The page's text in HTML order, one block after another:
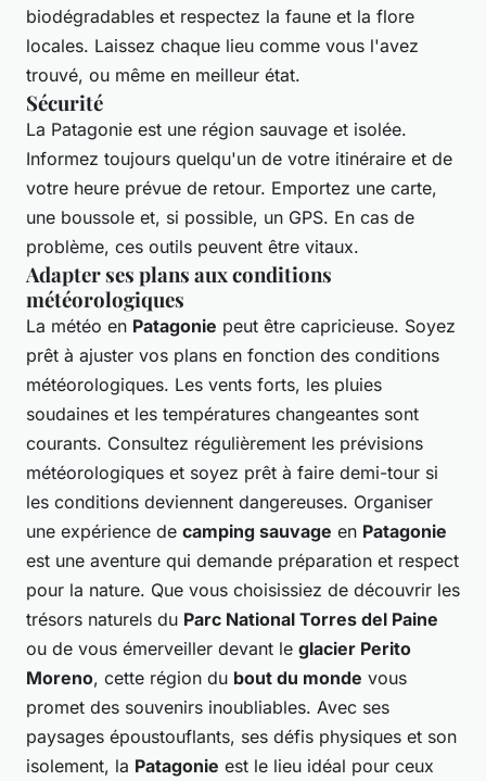
biodégradables et respectez la faune et la flore
locales. Laissez chaque lieu comme vous l'avez
trouvé, ou même en meilleur état.
Sécurité
La Patagonie est une région sauvage et isolée.
Informez toujours quelqu'un de votre itinéraire et de
votre heure prévue de retour. Emportez une carte,
une boussole et, si possible, un GPS. En cas de
problème, ces outils peuvent être vitaux.
Adapter ses plans aux conditions
météorologiques
La météo en Patagonie peut être capricieuse. Soyez
prêt à ajuster vos plans en fonction des conditions
météorologiques. Les vents forts, les pluies
soudaines et les températures changeantes sont
courants. Consultez régulièrement les prévisions
météorologiques et soyez prêt à faire demi-tour si
les conditions deviennent dangereuses. Organiser
une expérience de camping sauvage en Patagonie
est une aventure qui demande préparation et respect
pour la nature. Que vous choisissiez de découvrir les
trésors naturels du Parc National Torres del Paine
ou de vous émerveiller devant le glacier Perito
Moreno, cette région du bout du monde vous
promet des souvenirs inoubliables. Avec ses
paysages époustouflants, ses défis physiques et son
isolement, la Patagonie est le lieu idéal pour ceux